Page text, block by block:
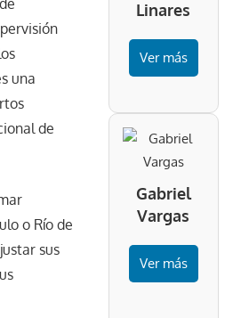
una
de
o Río de
sus
Linares
Ver más
Gabriel
Vargas
Ver más